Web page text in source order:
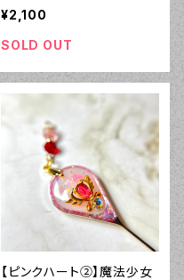
¥2,100
SOLD OUT
【ピンクハート②】魔法少女